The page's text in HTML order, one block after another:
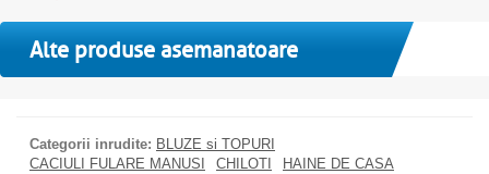
Alte produse asemanatoare
Categorii inrudite: BLUZE si TOPURI
CACIULI FULARE MANUSI
CHILOTI
HAINE DE CASA